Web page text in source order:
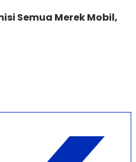
Semua Merek Mobil,